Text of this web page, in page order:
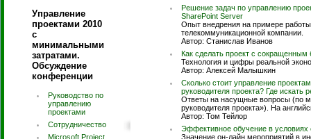
Управление
проектами 2010
с
минимальными
затратами.
Обсуждение
конференции
Руководство по
управлению
проектами
Сотрудничество
Microsoft Project
Решение задач по управлению
SharePoint Server
Опыт внедрения на примере
телекоммуникационной компании.
Автор: Станислав Иванов
Как сделать проект с
Технология и цифры реальной
Автор: Алексей Малышкин
Сколько стоит управление
руководителя проекта? Где искать
Ответы на насущные вопросы (по
руководителя проекта»). На
Автор: Том Тейлор
Эффективное обучение в условиях
Значение он-лайн мероприятий в